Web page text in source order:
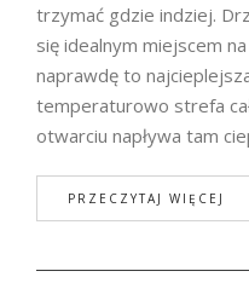
trzymać gdzie indziej.
się idealnym miejscem
naprawdę to
temperaturowo strefa
otwarciu napływa tam
PRZECZYTAJ WIĘCEJ